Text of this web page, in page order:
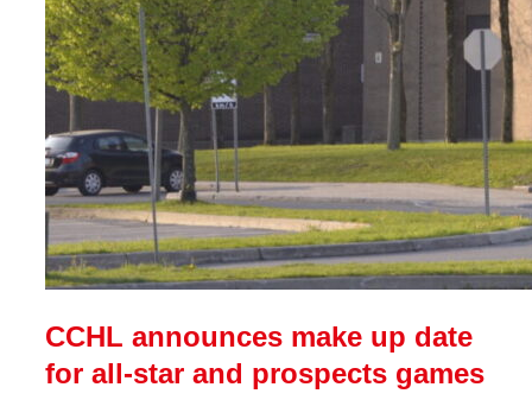
CCHL announces make up date
for all-star and prospects games